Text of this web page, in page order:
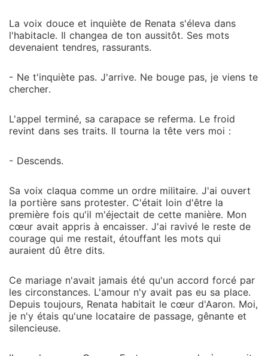
La voix douce et inquiète de Renata s'éleva dans
l'habitacle. Il changea de ton aussitôt. Ses mots
devenaient tendres, rassurants.
- Ne t'inquiète pas. J'arrive. Ne bouge pas, je viens te
chercher.
L'appel terminé, sa carapace se referma. Le froid
revint dans ses traits. Il tourna la tête vers moi :
- Descends.
Sa voix claqua comme un ordre militaire. J'ai ouvert
la portière sans protester. C'était loin d'être la
première fois qu'il m'éjectait de cette manière. Mon
cœur avait appris à encaisser. J'ai ravivé le reste de
courage qui me restait, étouffant les mots qui
auraient dû être dits.
Ce mariage n'avait jamais été qu'un accord forcé par
les circonstances. L'amour n'y avait pas eu sa place.
Depuis toujours, Renata habitait le cœur d'Aaron. Moi,
je n'y étais qu'une locataire de passage, gênante et
silencieuse.